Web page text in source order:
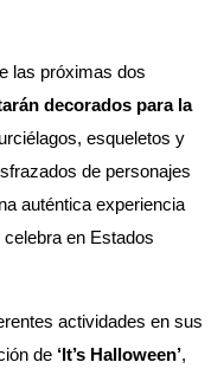
las próximas dos
decorados para la
esqueletos y
de personajes
auténtica experiencia
en Estados
actividades en sus
de ‘It’s Halloween’,